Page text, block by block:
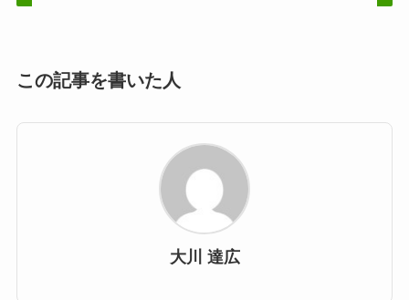
この記事を書いた人
大川 達広